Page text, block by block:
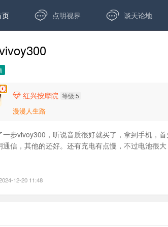
页  点明视界  谈天论地
 红兴按摩院 等级:5
漫漫人生路
一步vivoy300，听说音质很好就买了，拿到手机，
通信，其他的还好。还有充电有点慢，不过电池很大
12-20 11:48